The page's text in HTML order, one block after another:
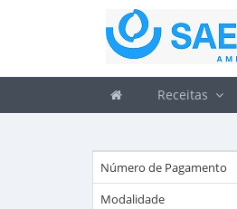
Receitas
Número de Pagamento
Modalidade